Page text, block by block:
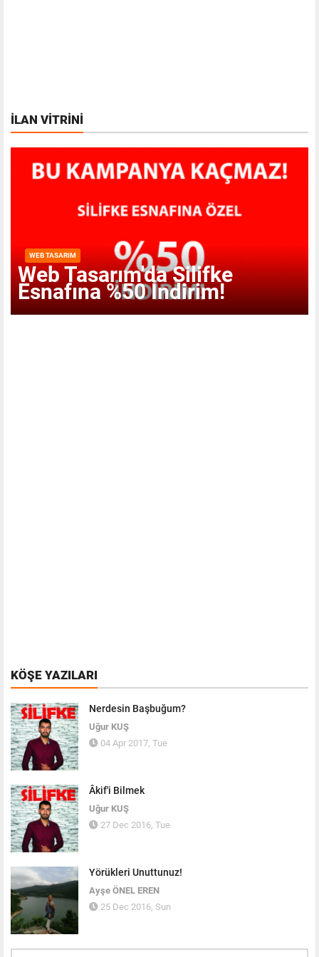
İLAN VITRINI
WEB TASARIM
Web Tasarım'da Silifke
Esnafına %50 İndirim!
KÖŞE YAZILARI
Nerdesin Başbuğum?
Uğur KUŞ
04 Apr 2017, Tue
Âkif'i Bilmek
Uğur KUŞ
27 Dec 2016, Tue
Yörükleri Unuttunuz!
Ayşe ÖNEL EREN
25 Dec 2016, Sun